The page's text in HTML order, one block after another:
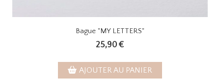
Bague "MY LETTERS"
25,90 €
AJOUTER AU PANIER